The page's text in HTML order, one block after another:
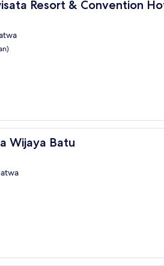
Resort & Convention
Resort & Convention Hotel
Wijaya Batu
Batu